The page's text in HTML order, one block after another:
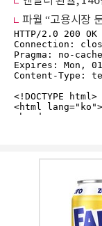
파월 “고용시장